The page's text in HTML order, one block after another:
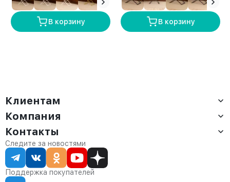
В корзину В корзину
Клиентам
Доставка
Оплата
Сервис
Статус заказа
Статьи
Компания
О компании
Контакты
Партнёрам
Контакты
Отдел продаж:
8 (800) 234-22-62
corp@anvikor.ru
Ежедневно, с 7:00-19:00 (МСК)
Следите за новостями
Поддержка покупателей